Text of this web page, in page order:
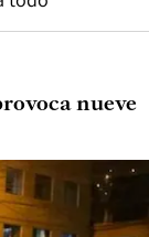
nueve